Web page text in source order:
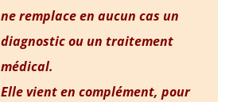
ne remplace en aucun cas un
diagnostic ou un traitement
médical.
Elle vient en complément, pour